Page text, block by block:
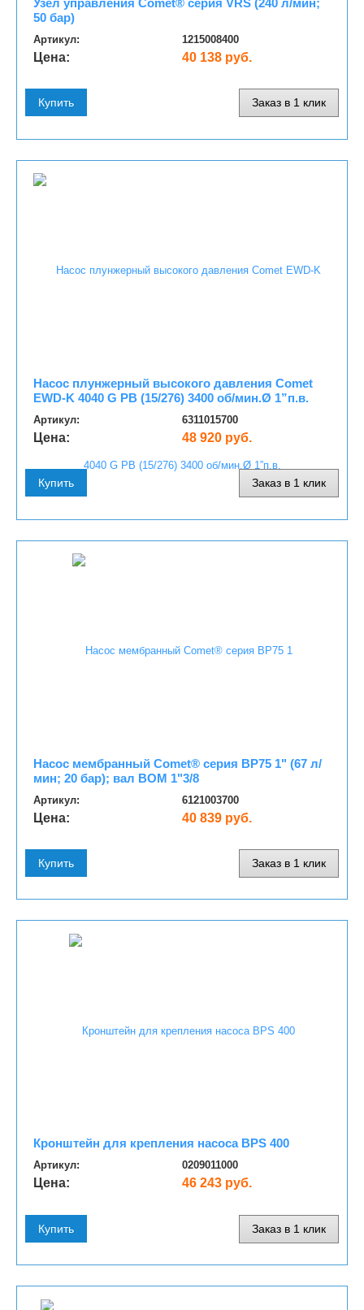
Узел управления Comet® серия VRS (240 л/мин;
50 бар)
Артикул: 1215008400
Цена: 40 138 руб.
Купить Заказ в 1 клик
Насос плунжерный высокого давления Comet
EWD-K 4040 G PB (15/276) 3400 об/мин.Ø 1”п.в.
Артикул: 6311015700
Цена: 48 920 руб.
Купить Заказ в 1 клик
Насос мембранный Comet® серия BP75 1" (67 л/
мин; 20 бар); вал ВОМ 1"3/8
Артикул: 6121003700
Цена: 40 839 руб.
Купить Заказ в 1 клик
Кронштейн для крепления насоса BPS 400
Артикул: 0209011000
Цена: 46 243 руб.
Купить Заказ в 1 клик